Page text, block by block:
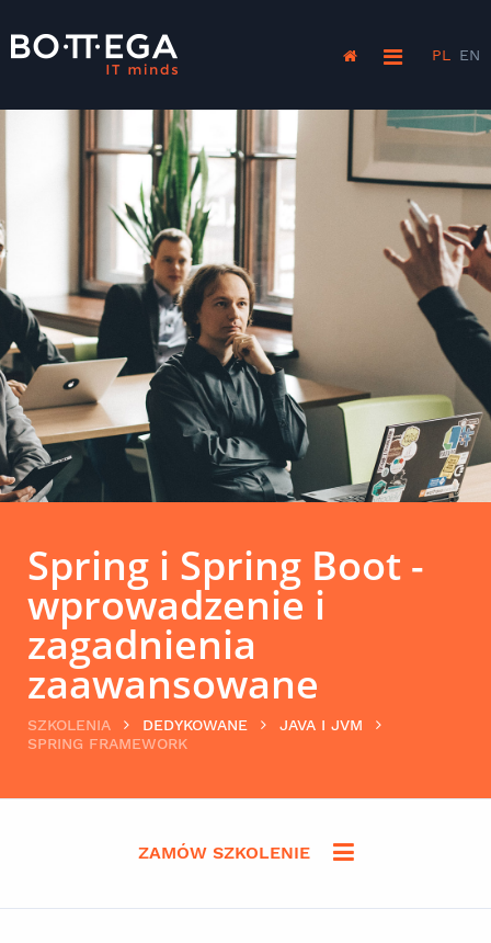
PL EN
Spring i Spring Boot -
wprowadzenie i
zagadnienia
zaawansowane
SZKOLENIA DEDYKOWANE
JAVA I JVM
SPRING FRAMEWORK
ZAMÓW SZKOLENIE